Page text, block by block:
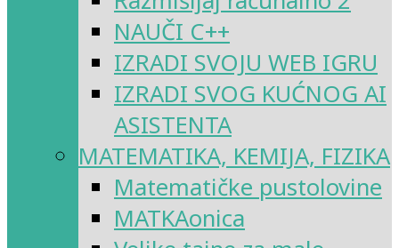
NAUČI C++
IZRADI SVOJU WEB IGRU
IZRADI SVOG KUĆNOG AI
ASISTENTA
MATEMATIKA, KEMIJA, FIZIKA
Matematičke pustolovine
MATKAonica